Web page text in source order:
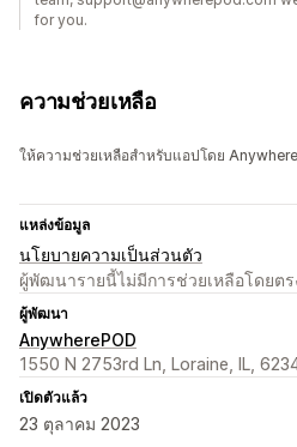
for you.
ความช่วยเหลือ
ให้ความช่วยเหลือสำหรับแอปโดย
แหล่งข้อมูล
นโยบายความเป็นส่วนตัว
ผู้พัฒนารายนี้ไม่มีการช่วยเหลือโดยต
ผู้พัฒนา
AnywherePOD
1550 N 2753rd Ln, Loraine, IL,
เปิดตัวแล้ว
23 ตุลาคม 2023